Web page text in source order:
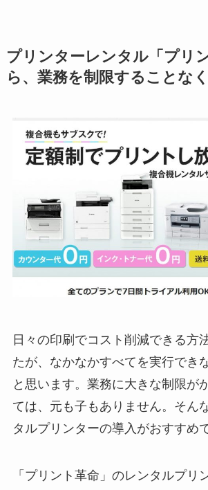
プリンターレンタル「プリ
ら、業務を制限することな
日々の印刷でコスト削減できる方
たが、なかなかすべてを実行でき
と思います。業務に大きな制限が
ては、元も子もありません。そん
タルプリンターの導入がおすすめ
「プリント革命」のレンタルプリ